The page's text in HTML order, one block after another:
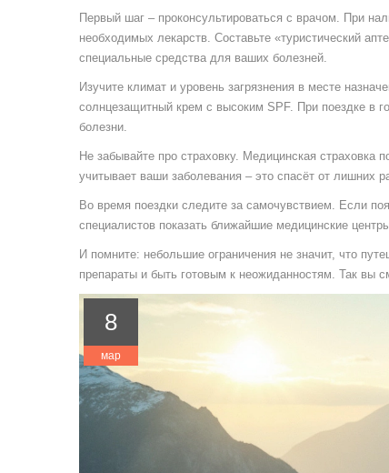
Первый шаг – проконсультироваться с врачом. При
необходимых лекарств. Составьте «туристический
специальные средства для ваших болезней.
Изучите климат и уровень загрязнения в месте
солнцезащитный крем с высоким SPF. При поездке в
болезни.
Не забывайте про страховку. Медицинская страховка
учитывает ваши заболевания – это спасёт от лишних
Во время поездки следите за самочувствием. Если
специалистов показать ближайшие медицинские
И помните: небольшие ограничения не значит, что
препараты и быть готовым к неожиданностям. Так вы
8
мар